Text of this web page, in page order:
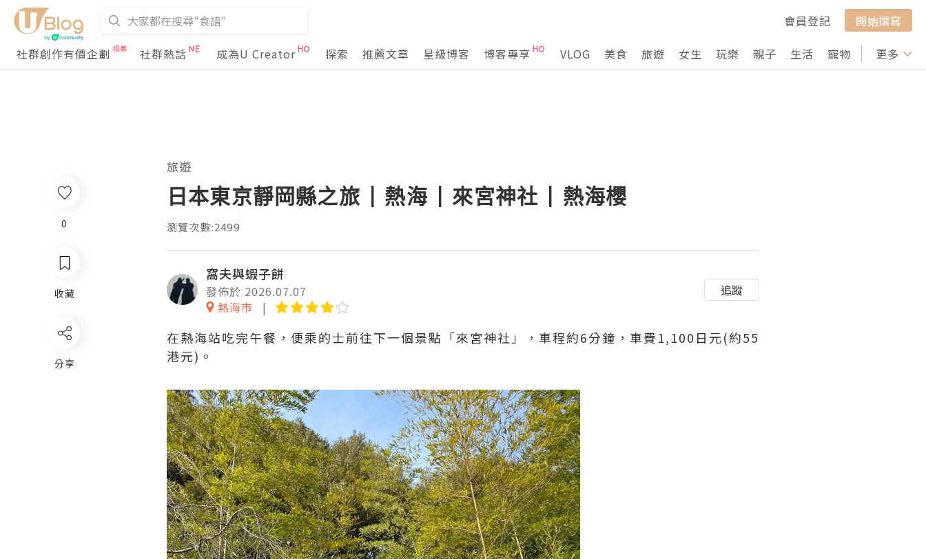
會員登記
開始撰寫
社群創作有價企劃
社群熱話 成為U Creator 探索 推薦文章 星級博客 博客專享 VLOG 美食 旅遊 女生 玩樂 親子 生活 寵物 行山 打卡
更多
0
收藏
分享
旅遊
日本東京靜岡縣之旅 | 熱海 | 來宮神社 | 熱海櫻
瀏覽次數:2499
窩夫與蝦子餅
發佈於 2026.07.07
熱海市
追蹤
在熱海站吃完午餐，便乘的士前往下一個景點「來宮神社」，車程約6分鐘，車費1,100日元(約55
港元)。